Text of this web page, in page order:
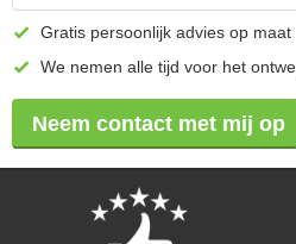
Gratis persoonlijk advies op maat
We nemen alle tijd voor het
Neem contact met mij op